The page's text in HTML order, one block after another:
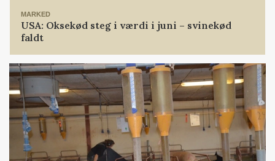
MARKED
USA: Oksekød steg i værdi i juni – svinekød
faldt